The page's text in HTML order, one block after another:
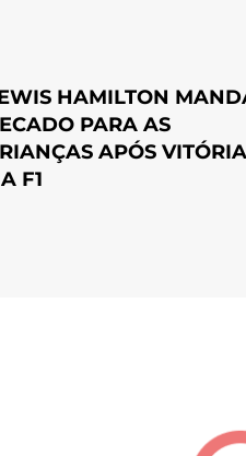
HAMILTON
PARA AS
APÓS VITÓRIA
F1